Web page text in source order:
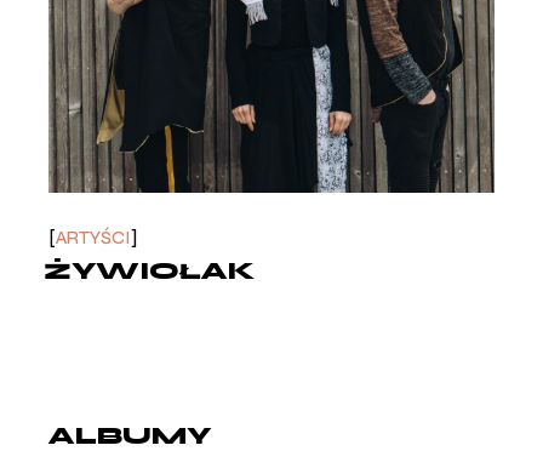
ARTYŚCI
ŻYWIOŁAK
ALBUMY